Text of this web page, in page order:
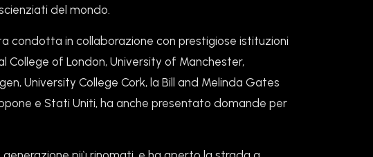
del mondo.
condotta in collaborazione con prestigiose istituzioni
College of London, University of Manchester,
University College Cork, la Bill and Melinda Gates
e Stati Uniti, ha anche presentato domande per